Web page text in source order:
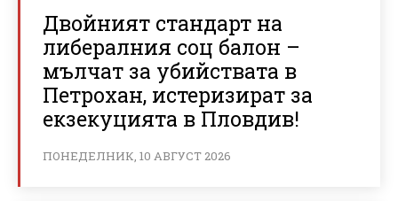
Двойният стандарт на
либералния соц балон –
мълчат за убийствата в
Петрохан, истеризират за
екзекуцията в Пловдив!
ПОНЕДЕЛНИК, 10 АВГУСТ 2026